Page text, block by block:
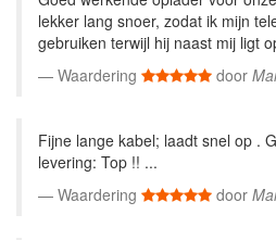
lekker lang snoer, zodat ik mijn
gebruiken terwijl hij naast mij ligt
Waardering
door
Fijne lange kabel; laadt snel op .
levering: Top !! ...
Waardering
door